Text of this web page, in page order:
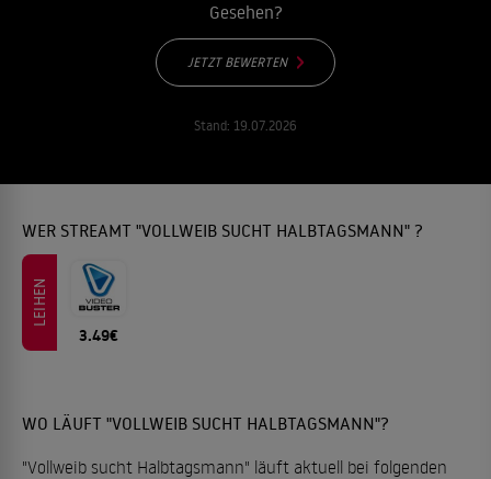
Gesehen?
JETZT BEWERTEN
Stand: 19.07.2026
WER STREAMT "VOLLWEIB SUCHT HALBTAGSMANN" ?
LEIHEN
3.49€
WO LÄUFT "VOLLWEIB SUCHT HALBTAGSMANN"?
"Vollweib sucht Halbtagsmann" läuft aktuell bei folgenden